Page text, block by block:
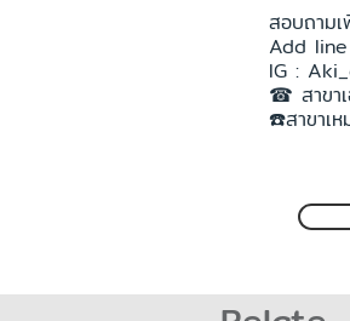
สอบถาม
Add
IG :
☎ สาขา
☎️สาขาเ